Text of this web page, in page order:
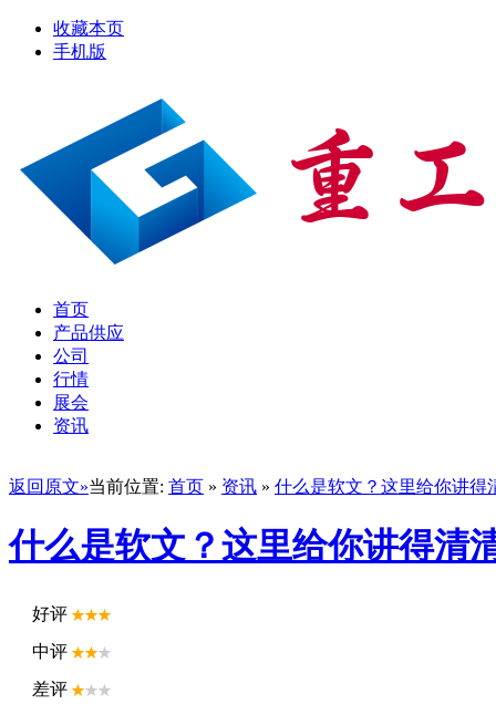
收藏本页
手机版
首页
产品供应
公司
行情
展会
资讯
返回原文»当前位置: 首页 » 资讯 » 什么是软文？这里给你讲得
什么是软文？这里给你讲得清
好评
中评
差评